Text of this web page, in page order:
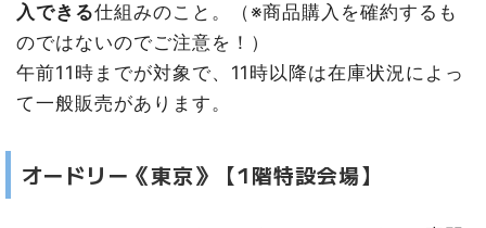
入できる仕組みのこと。（※商品購入を確約するも
のではないのでご注意を！）
午前11時までが対象で、11時以降は在庫状況によっ
て一般販売があります。
オードリー《東京》【1階特設会場】